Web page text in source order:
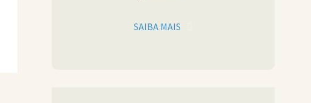
SAIBA MAIS